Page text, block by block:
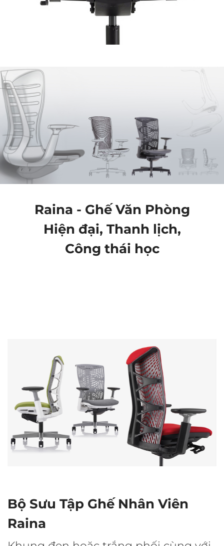
Raina - Ghế Văn Phòng
Hiện đại, Thanh lịch,
Công thái học
Bộ Sưu Tập Ghế Nhân Viên
Raina